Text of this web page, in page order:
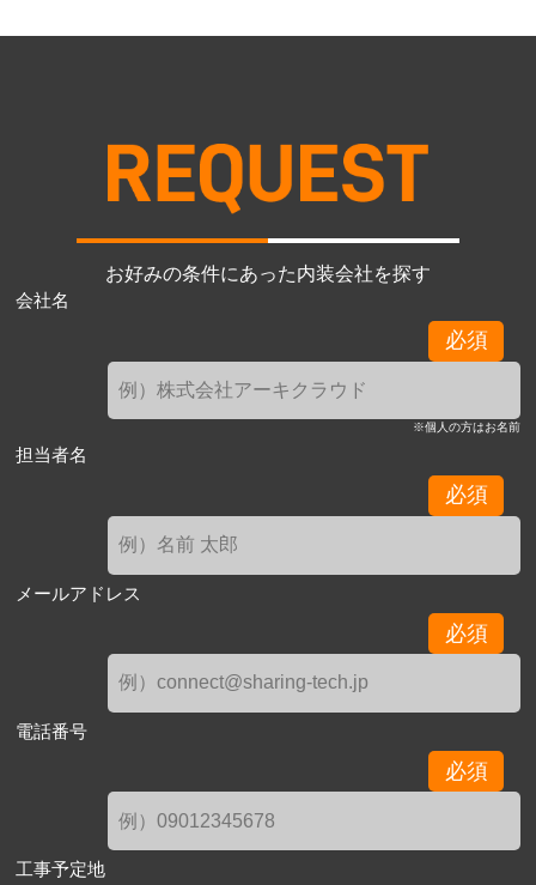
お好みの条件にあった内装会社を探す
会社名
必須
※個人の方はお名前
担当者名
必須
メールアドレス
必須
電話番号
必須
工事予定地